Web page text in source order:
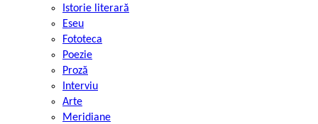
Istorie literară
Eseu
Fototeca
Poezie
Proză
Interviu
Arte
Meridiane